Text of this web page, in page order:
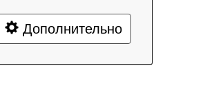
Дополнительно